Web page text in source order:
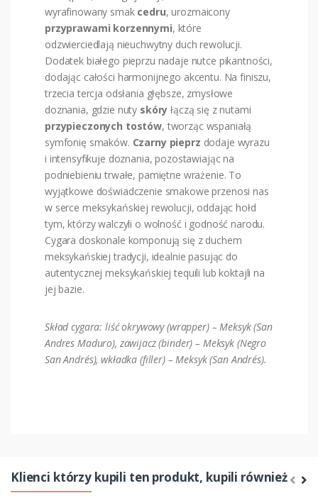
wyrafinowany smak cedru, urozmaicony
przyprawami korzennymi, które
odzwierciedlają nieuchwytny duch rewolucji.
Dodatek białego pieprzu nadaje nutce pikantności,
dodając całości harmonijnego akcentu. Na finiszu,
trzecia tercja odsłania głębsze, zmysłowe
doznania, gdzie nuty skóry łączą się z nutami
przypieczonych tostów, tworząc wspaniałą
symfonię smaków. Czarny pieprz dodaje wyrazu
i intensyfikuje doznania, pozostawiając na
podniebieniu trwałe, pamiętne wrażenie. To
wyjątkowe doświadczenie smakowe przenosi nas
w serce meksykańskiej rewolucji, oddając hołd
tym, którzy walczyli o wolność i godność narodu.
Cygara doskonale komponują się z duchem
meksykańskiej tradycji, idealnie pasując do
autentycznej meksykańskiej tequili lub koktajli na
jej bazie.
Skład cygara: liść okrywowy (wrapper) – Meksyk (San
Andres Maduro), zawijacz (binder) – Meksyk (Negro
San Andrés), wkładka (filler) – Meksyk (San Andrés).
Klienci którzy kupili ten produkt, kupili również